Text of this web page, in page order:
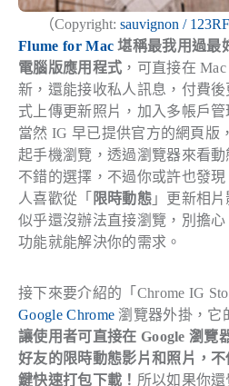
（Copyright:sauvignon /
Flume for Mac 堪稱最我用過最
電腦版應用程式 ，可直接在
新，還能接收私人訊息，付費
式上傳更新照片，加入多帳戶管
當然 IG 早已提供官方的網頁版
起手機瀏覽，透過瀏覽器來看動
不錯的選擇，不過你或許也發
人喜歡從「 限時動態」更新相片
似乎還沒辦法直接瀏覽，別擔
功能就能解決你的需求。
接下來要介紹的「Chrome IG
Google Chrome 瀏覽器外掛，它
讓使用者可直接在 Google 瀏覽
好友的限時動態影片和照片，
鍵快速打包下載！ 所以如果你